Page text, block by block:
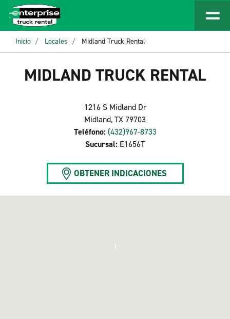
Inicio Locales Midland Truck Rental
MIDLAND TRUCK RENTAL
1216 S Midland Dr
Midland, TX 79703
Teléfono: (432)967-8733
Sucursal: E1656T
OBTENER INDICACIONES
1